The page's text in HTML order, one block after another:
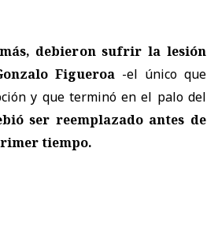
debieron sufrir la lesión
Figueroa -el único que
y que terminó en el palo del
ser reemplazado antes de
tiempo.